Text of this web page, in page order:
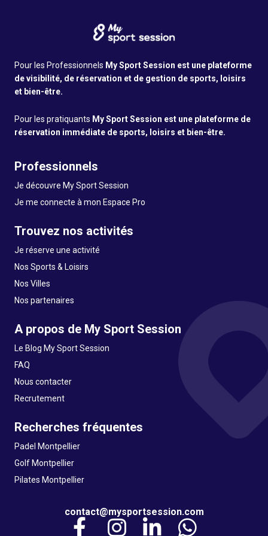
Pour les Professionnels My Sport Session est une plateforme
de visibilité, de réservation et de gestion de sports, loisirs
et bien-être.
Pour les pratiquants My Sport Session est une plateforme de
réservation immédiate de sports, loisirs et bien-être.
Professionnels
Je découvre My Sport Session
Je me connecte à mon Espace Pro
Trouvez nos activités
Je réserve une activité
Nos Sports & Loisirs
Nos Villes
Nos partenaires
A propos de My Sport Session
Le Blog My Sport Session
FAQ
Nous contacter
Recrutement
Recherches fréquentes
Padel Montpellier
Golf Montpellier
Pilates Montpellier
contact@mysportsession.com